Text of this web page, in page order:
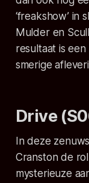
‘freakshow’ in
Mulder en
resultaat is
smerige
Drive
In deze
Cranston de
mysterieuze